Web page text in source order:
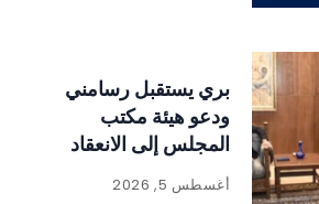
بري يستقبل رسامني
ودعو هيئة مكتب
المجلس إلى الانعقاد
أغسطس 5, 2026